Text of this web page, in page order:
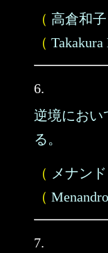
（ 高倉和子
（ Takakura
6.
逆境におい
る。
（ メナン
（
7.